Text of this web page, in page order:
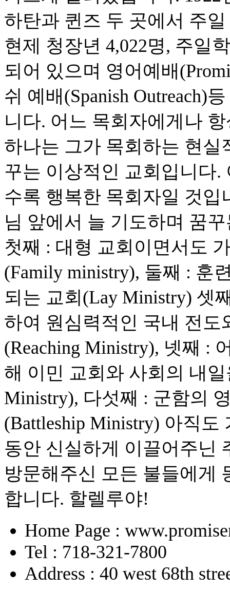
하탄과 퀸즈 두 곳에서 주
현제 청장년 4,022명, 주일
되어 있으며 영어예배
쉬 예배(Spanish Outreach)
니다. 어느 목회자에게나
하나는 그가 목회하는 현
꾸는 이상적인 교회입니다
수록 행복한 목회자일 것
님 앞에서 늘 기도하며 꿈
첫째 : 대형 교회이면서도
(Family ministry), 둘째 : 훈
되는 교회(Lay Ministry) 셋
하여 원심력적인 국내 전
(Reaching Ministry), 넷째 :
해 이민 교회와 사회의 내
Ministry), 다섯째 : 군함의
(Battleship Ministry) 아직
동안 신실하게 이끌어주닌
방문해주신 모든 불들에게
합니다. 할렐루야!
Home Page :
Tel : 718-321-7800
Address : 40 west 68th